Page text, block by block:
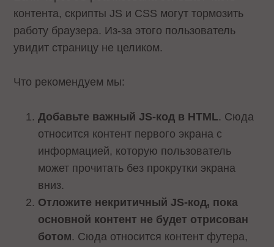
контента, скрипты JS и CSS могут тормозить
работу браузера. Из-за этого пользователь
увидит страницу не целиком.
Что рекомендуем мы:
Добавьте важный JS-код в HTML. Сюда
относится контент первого экрана с
информацией, которую пользователь
может прочитать без прокрутки экрана
вниз.
Отложите некритичный JS-код, пока
основной контент не будет отрисован
ботом. Сюда относится контент футера,